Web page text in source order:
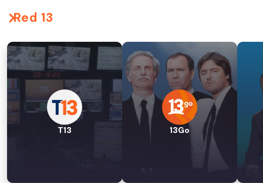
Red 13
T13 13Go